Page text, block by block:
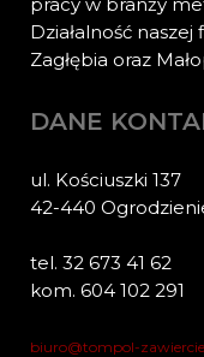
Działalność
Zagłębia oraz
DANE
ul. Kościuszki 137
42-440
tel. 32 673 41 62
kom. 604 102 291
biuro@tompol-